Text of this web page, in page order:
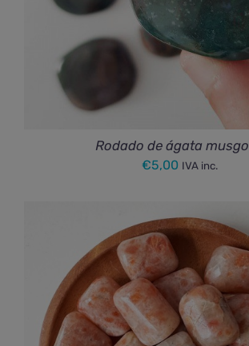
Rodado de ágata
€5,00 IVA inc.